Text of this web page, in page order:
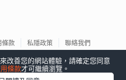
條款 私隱政策 聯絡我們
改善您的網站體驗，請確定您同意
條款才可繼續瀏覽。